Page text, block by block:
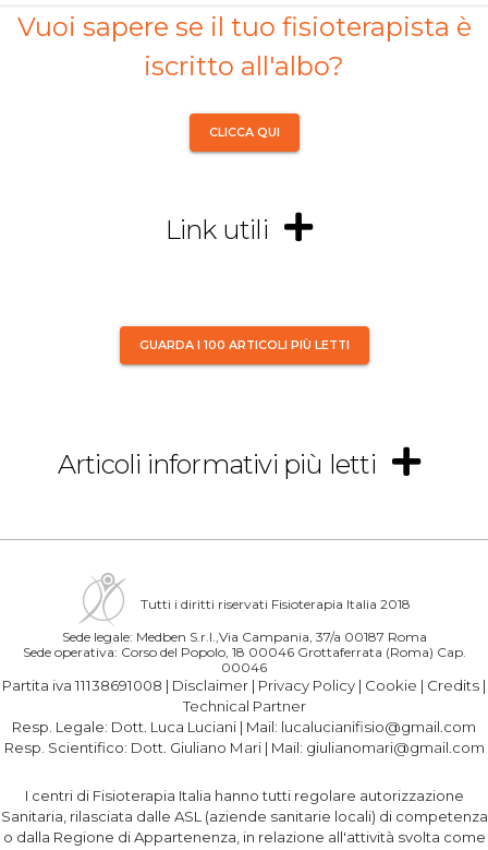
Vuoi sapere se il tuo fisioterapista è
iscritto all'albo?
CLICCA QUI
Link utili
GUARDA I 100 ARTICOLI PIÙ LETTI
Articoli informativi più letti
Tutti i diritti riservati Fisioterapia Italia 2018
Sede legale: Medben S.r.l.,Via Campania, 37/a 00187 Roma
Sede operativa: Corso del Popolo, 18 00046 Grottaferrata (Roma) Cap.
00046
Partita iva 11138691008 | Disclaimer | Privacy Policy | Cookie | Credits |
Technical Partner
Resp. Legale: Dott. Luca Luciani | Mail: lucalucianifisio@gmail.com
Resp. Scientifico: Dott. Giuliano Mari| Mail: giulianomari@gmail.com
I centri di Fisioterapia Italia hanno tutti regolare autorizzazione
Sanitaria, rilasciata dalle ASL (aziende sanitarie locali) di competenza
o dalla Regione di Appartenenza, in relazione all'attività svolta come